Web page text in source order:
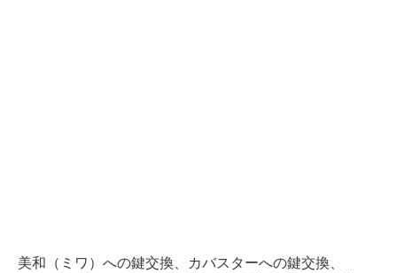
美和（ミワ）への鍵交換、カバスターへの鍵交換